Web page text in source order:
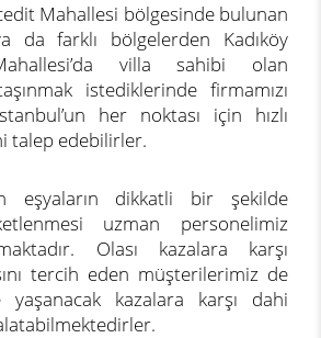
Mahallesi bölgesinde bulunan
da farklı bölgelerden Kadıköy
villa sahibi olan
istediklerinde firmamızı
her noktası için hızlı
talep edebilirler.
eşyaların dikkatli bir şekilde
uzman personelimiz
Olası kazalara karşı
tercih eden müşterilerimiz de
kazalara karşı dahi